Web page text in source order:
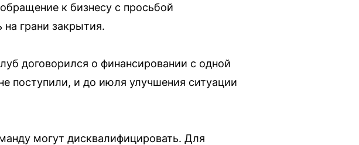
к бизнесу с просьбой
грани закрытия.
договорился о финансировании с одной
поступили, и до июля улучшения ситуации
могут дисквалифицировать. Для